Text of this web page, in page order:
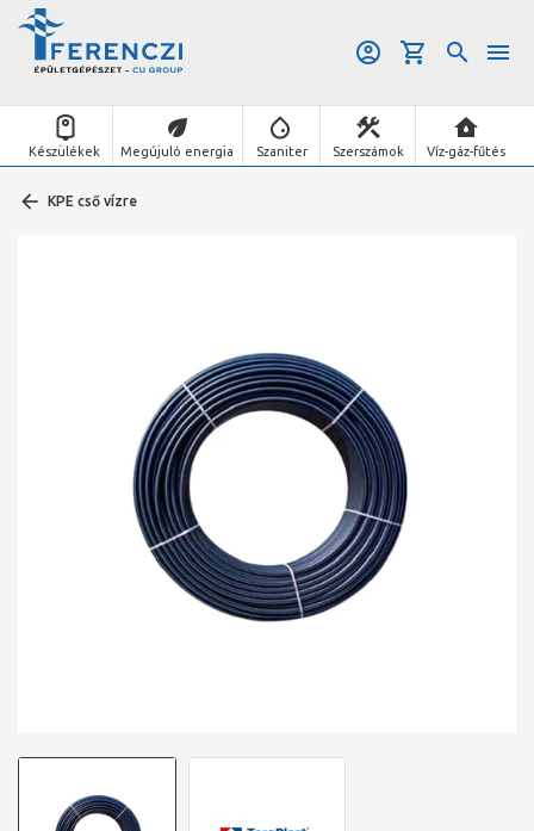
Készülékek Megújuló energia Szaniter Szerszámok Víz-gáz-fűtés
KPE cső vízre